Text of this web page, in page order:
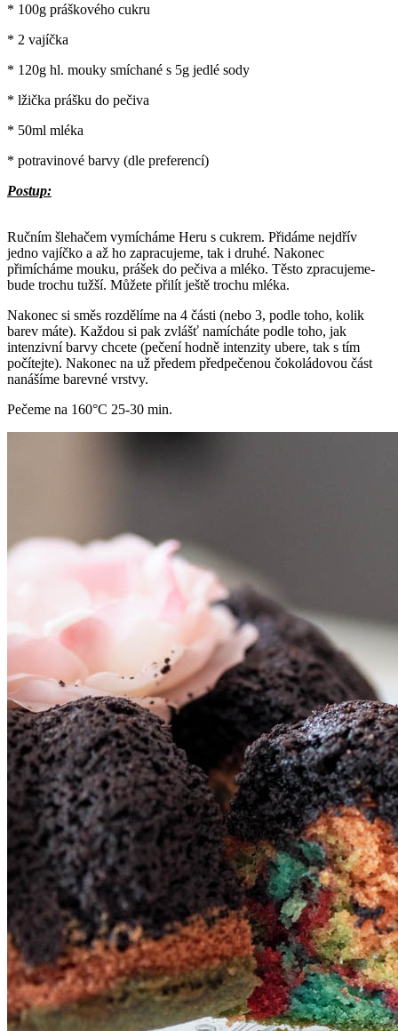
* 100g práškového cukru
* 2 vajíčka
* 120g hl. mouky smíchané s 5g jedlé sody
* lžička prášku do pečiva
* 50ml mléka
* potravinové barvy (dle preferencí)
Postup:
Ručním šlehačem vymícháme Heru s cukrem. Přidáme nejdřív
jedno vajíčko a až ho zapracujeme, tak i druhé. Nakonec
přimícháme mouku, prášek do pečiva a mléko. Těsto zpracujeme-
bude trochu tužší. Můžete přilít ještě trochu mléka.
Nakonec si směs rozdělíme na 4 části (nebo 3, podle toho, kolik
barev máte). Každou si pak zvlášť namícháte podle toho, jak
intenzivní barvy chcete (pečení hodně intenzity ubere, tak s tím
počítejte). Nakonec na už předem předpečenou čokoládovou část
nanášíme barevné vrstvy.
Pečeme na 160°C 25-30 min.